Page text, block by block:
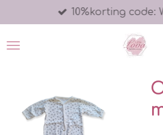
direct
naar
10%korting code: